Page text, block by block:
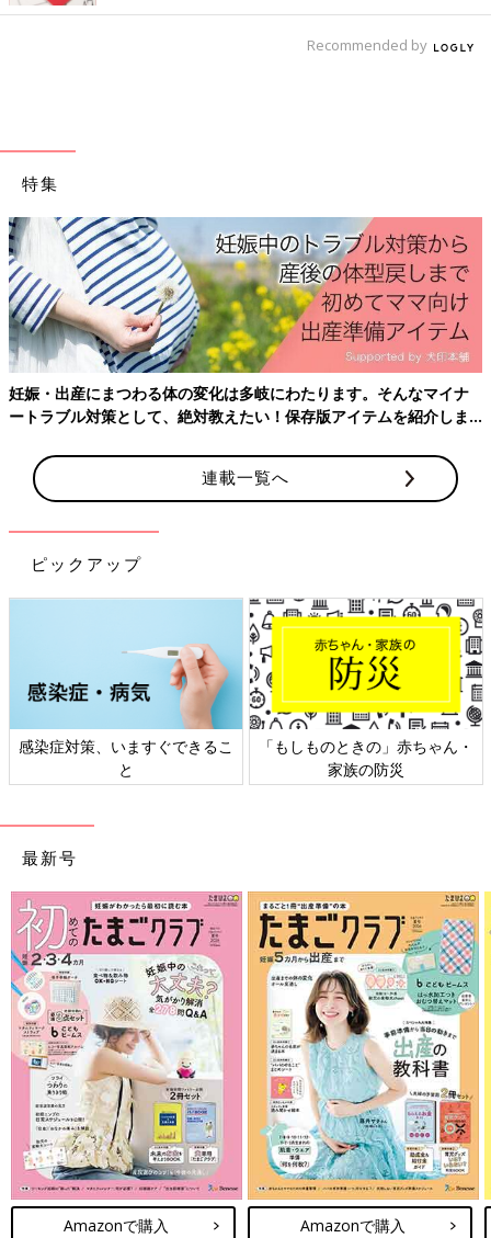
すぐ書いてくれたり、出血などのトラブルがあったときには優先
た。
関連：出産する産婦人科、どう選んだ？一番大切なことは？★先
輩ママ体験まとめ
そして出産の日。
長い陣痛を終えて、意識朦朧としながら我が子を抱いている先生
の顔をふと見ると…
満面の笑み！！！
先生笑えるんじゃん！！
いました。
先生のあまりの変わりようにビックリしてしまいましたが、
「無事に出産が終わったから先生もホッとしたのかな…」
と微笑ましい気持ちになりました。
Recommended by
特集
妊娠・出産にまつわる体の変化は多岐にわたります。そんなマイナ
ートラブル対策として、絶対教えたい！保存版アイテムを紹介しま
連載一覧へ
ピックアップ
感染症対策、いますぐできるこ
と
「もしものときの」赤ちゃん・
家族の防災
最新号
Amazonで購入 Amazonで購入